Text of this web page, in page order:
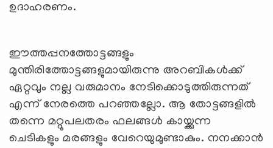
ഉദാഹരണം.
ഈത്തപ്പനത്തോട്ടങ്ങളും
മുന്തിരിത്തോട്ടങ്ങളുമായിരുന്നു അറബികള്‍ക്ക്
ഏറ്റവും നല്ല വരുമാനം നേടിക്കൊടുത്തിരുന്നത്
എന്ന് നേരത്തെ പറഞ്ഞല്ലോ. ആ തോട്ടങ്ങളില്‍
തന്നെ മറ്റുപലതരം ഫലങ്ങള്‍ കായ്ക്കുന്ന
ചെടികളും മരങ്ങളും വേറെയുമുണ്ടാകും. നനക്കാന്‍